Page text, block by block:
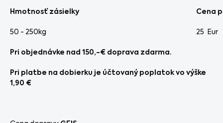
Hmotnosť zásielky Cena
50 - 250kg 25 Eur
Pri objednávke nad 150,-€ doprava zdarma.
Pri platbe na dobierku je účtovaný poplatok vo výške
1,90 €